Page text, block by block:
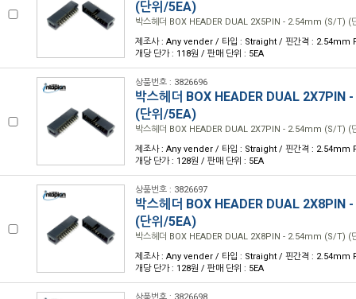
(단위/5EA)
박스헤더 BOX HEADER DUAL 2X5PIN - 2.54mm (S/T) (
제조사 : Any vender / 타입 : Straight / 핀간격 :
개당 단가 : 118원 / 판매 단위 : 5EA
상품번호 : 3826696
박스헤더 BOX HEADER DUAL 2X7PIN
(단위/5EA)
박스헤더 BOX HEADER DUAL 2X7PIN - 2.54mm (S/T) (
제조사 : Any vender / 타입 : Straight / 핀간격 :
개당 단가 : 128원 / 판매 단위 : 5EA
상품번호 : 3826697
박스헤더 BOX HEADER DUAL 2X8PIN
(단위/5EA)
박스헤더 BOX HEADER DUAL 2X8PIN - 2.54mm (S/T) (
제조사 : Any vender / 타입 : Straight / 핀간격 :
개당 단가 : 128원 / 판매 단위 : 5EA